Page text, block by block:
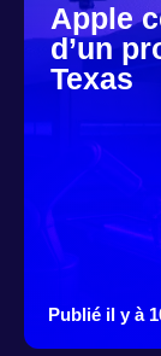
Apple
d’un
Texas
Publié il y à